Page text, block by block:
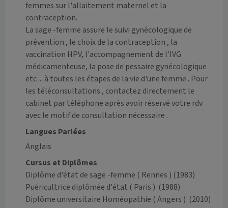
femmes sur l'allaitement maternel et la
contraception.
La sage -femme assure le suivi gynécologique de
prévention , le choix de la contraception , la
vaccination HPV, l'accompagnement de l'IVG
médicamenteuse, la pose de pessaire gynécologique
etc ... à toutes les étapes de la vie d'une femme . Pour
les téléconsultations , contactez directement le
cabinet par téléphone après avoir réservé votre rdv
avec le motif de consultation nécessaire .
Langues Parlées
Anglais
Cursus et Diplômes
Diplôme d'état de sage -femme ( Rennes ) (1983)
Puéricultrice diplômée d'état ( Paris ) (1988)
Diplôme universitaire Homéopathie ( Angers ) (2010)